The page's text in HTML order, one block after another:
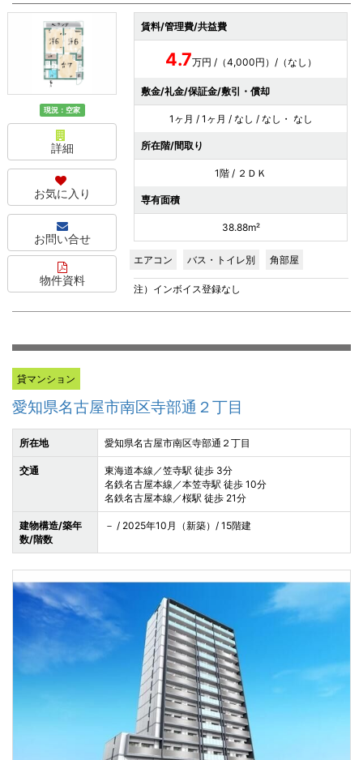
現況：空家
詳細
お気に入り
お問い合せ
物件資料
賃料/管理費/共益費
4.7万円 /（4,000円）/（なし）
敷金/礼金/保証金/敷引・償却
1ヶ月 / 1ヶ月 / なし / なし・ なし
所在階/間取り
1階 / ２ＤＫ
専有面積
38.88m²
エアコン バス・トイレ別 角部屋
注）インボイス登録なし
貸マンション
愛知県名古屋市南区寺部通２丁目
所在地 愛知県名古屋市南区寺部通２丁目
交通
東海道本線／笠寺駅 徒歩 3分
名鉄名古屋本線／本笠寺駅 徒歩 10分
名鉄名古屋本線／桜駅 徒歩 21分
建物構造/築年
数/階数
－ / 2025年10月（新築）/ 15階建